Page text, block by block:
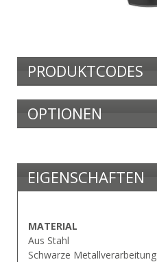
PRODUKTCODES
OPTIONEN
EIGENSCHAFTEN
MATERIAL
Aus Stahl
Schwarze Metallverarbeitung